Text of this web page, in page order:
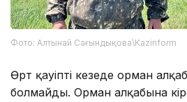
Фото: Алтынай Сағындықова\Kazinform
Өрт қауіпті кезеңде орман
болмайды. Орман алқабына